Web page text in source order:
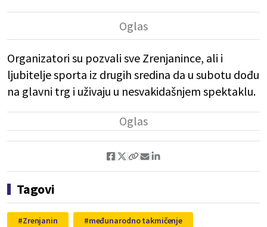
Organizatori su pozvali sve Zrenjanince, ali i
ljubitelje sporta iz drugih sredina da u subotu dođu
na glavni trg i uživaju u nesvakidašnjem spektaklu.
Tagovi
Zrenjanin međunarodno takmičenje